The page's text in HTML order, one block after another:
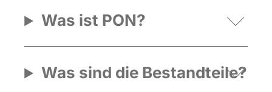
Was ist PON?
Was sind die Bestandteile?